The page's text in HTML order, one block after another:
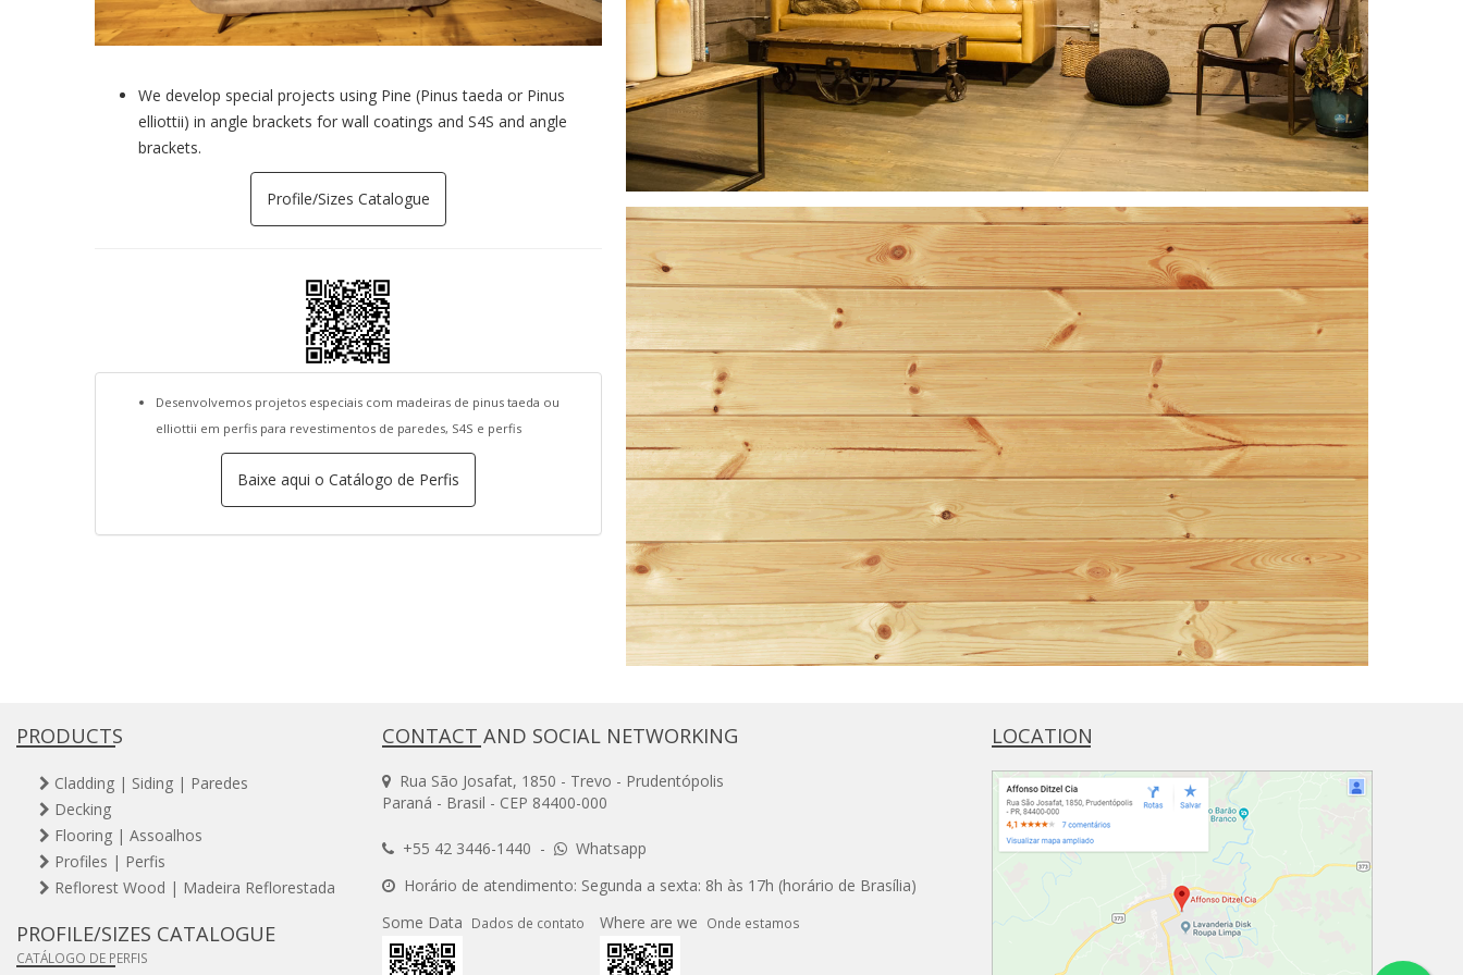
We develop special projects using Pine (Pinus taeda or Pinus
elliottii) in angle brackets for wall coatings and S4S and angle
brackets.
Profile/Sizes Catalogue
Desenvolvemos projetos especiais com madeiras de pinus taeda ou
elliottii em perfis para revestimentos de paredes, S4S e perfis
Baixe aqui o Catálogo de Perfis
PRODUCTS
Cladding | Siding | Paredes
Decking
Flooring | Assoalhos
Profiles | Perfis
Reflorest Wood | Madeira Reflorestada
PROFILE/SIZES CATALOGUE
CATÁLOGO DE PERFIS
CONTACT AND SOCIAL NETWORKING
Rua São Josafat, 1850 - Trevo - Prudentópolis
Paraná - Brasil - CEP 84400-000
+55 42 3446-1440 -
Whatsapp
Horário de atendimento: Segunda a sexta: 8h às 17h (horário de Brasília)
Some Data
Dados de contato Where are we Onde estamos
LOCATION